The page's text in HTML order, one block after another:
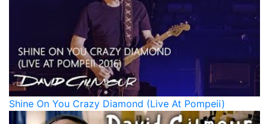
Shine On You Crazy Diamond (Live At Pompeii)